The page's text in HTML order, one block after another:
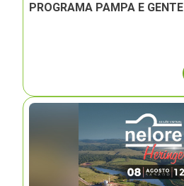
PROGRAMA PAMPA E GENTE